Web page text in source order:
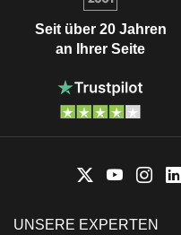
Seit über 20 Jahren
an Ihrer Seite
UNSERE EXPERTEN